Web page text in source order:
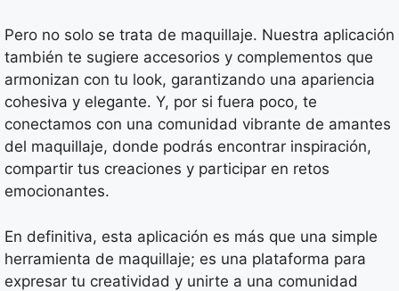
Pero no solo se trata de maquillaje. Nuestra aplicación
también te sugiere accesorios y complementos que
armonizan con tu look, garantizando una apariencia
cohesiva y elegante. Y, por si fuera poco, te
conectamos con una comunidad vibrante de amantes
del maquillaje, donde podrás encontrar inspiración,
compartir tus creaciones y participar en retos
emocionantes.
En definitiva, esta aplicación es más que una simple
herramienta de maquillaje; es una plataforma para
expresar tu creatividad y unirte a una comunidad